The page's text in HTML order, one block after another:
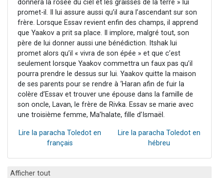
donnera la rosée du ciel et les graisses de la terre » lui
promet-il. Il lui assure aussi qu’il aura l’ascendant sur son
frère. Lorsque Essav revient enfin des champs, il apprend
que Yaakov a prit sa place. Il implore, malgré tout, son
père de lui donner aussi une bénédiction. Itshak lui
promet alors qu’il « vivra de son épée » et que c’est
seulement lorsque Yaakov commettra un faux pas qu’il
pourra prendre le dessus sur lui. Yaakov quitte la maison
de ses parents pour se rendre à ‘Haran afin de fuir la
colère d’Essav et trouver une épouse dans la famille de
son oncle, Lavan, le frère de Rivka. Essav se marie avec
une troisième femme, Ma’halate, fille d’Ismaël.
Lire la paracha Toledot en
français
Lire la paracha Toledot en
hébreu
Afficher tout